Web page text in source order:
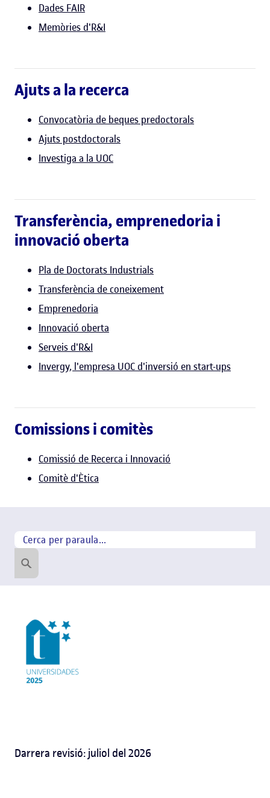
Dades FAIR
Memòries d'R&I
Ajuts a la recerca
Convocatòria de beques predoctorals
Ajuts postdoctorals
Investiga a la UOC
Transferència, emprenedoria i
innovació oberta
Pla de Doctorats Industrials
Transferència de coneixement
Emprenedoria
Innovació oberta
Serveis d'R&I
Invergy, l'empresa UOC d'inversió en start-ups
Comissions i comitès
Comissió de Recerca i Innovació
Comitè d'Ètica
Cerca per paraula
Cercar
Darrera revisió: juliol del 2026